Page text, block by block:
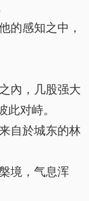
的感知之中，
內，几股强大
此对峙。
自於城东的林
境，气息浑